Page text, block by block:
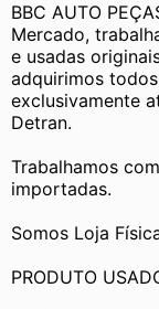
BBC AUTO
Mercado,
e usadas
adquirimos
exclusivamente
Detran.
Trabalhamos
importadas.
Somos Loja
PRODUTO